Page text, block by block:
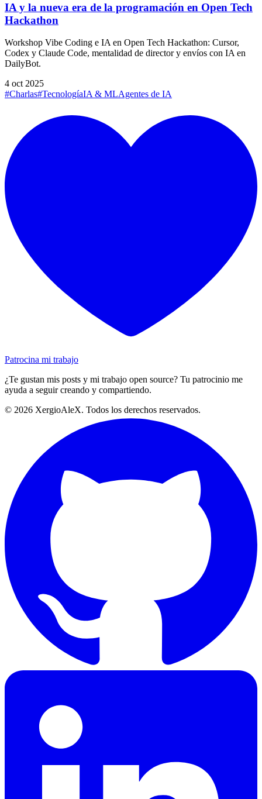
IA y la nueva era de la programación en Open Tech
Hackathon
Workshop Vibe Coding e IA en Open Tech Hackathon: Cursor,
Codex y Claude Code, mentalidad de director y envíos con IA en
DailyBot.
4 oct 2025
#Charlas#TecnologíaIA & MLAgentes de IA
Patrocina mi trabajo
¿Te gustan mis posts y mi trabajo open source? Tu patrocinio me
ayuda a seguir creando y compartiendo.
© 2026 XergioAleX. Todos los derechos reservados.